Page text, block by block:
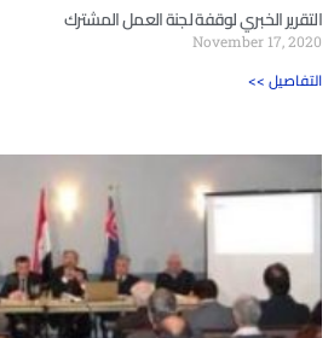
التقرير الخبري لوقفة لجنة العمل المشترك
November 17, 2020
<< التفاصيل